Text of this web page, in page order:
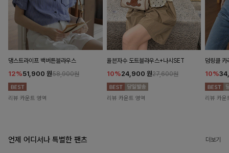
댕스트라이프 백버튼블라우스
12%51,900 원58,900원
리뷰 카운트 영역
율븐자수 도트블라우스+나시SET
10%24,900 원27,600원
리뷰 카운트 영역
덤링클 카
10%
리뷰 카운
언제 어디서나 특별한 팬츠 더보기